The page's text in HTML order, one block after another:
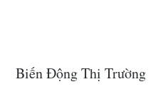
Biến Động Thị Trường